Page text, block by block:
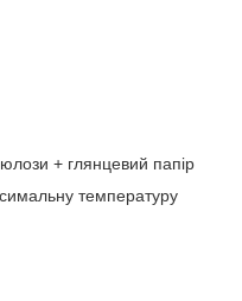
+ глянцевий папір
температуру